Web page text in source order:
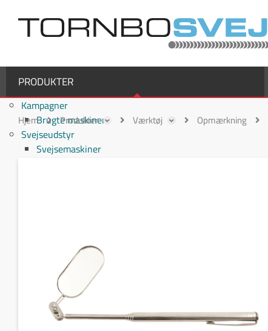
PRODUKTER
Kampagner
Brugte maskiner
Svejseudstyr
Svejsemaskiner
Binzel MIG/MAG svejseslanger
Fronius svejseslanger
Fronius MIG/MAG svejseslanger
Fronius TIG svejseslanger
Sliddele til svejseslanger
Sliddele Fronius
Hjem Produkter Værktøj Opmærkning